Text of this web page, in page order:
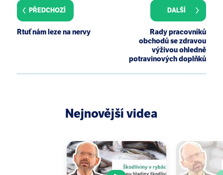
brands of canned tuna. Environ Toxicol Chem. 2010
Feb; 29(2):237-42.
PŘEDCHOZÍ
Rtuť nám leze na nervy
Rady pracovníků
obchodů se zdravou
výživou ohledně
potravinových doplňků
DALŠÍ
Nejnovější videa